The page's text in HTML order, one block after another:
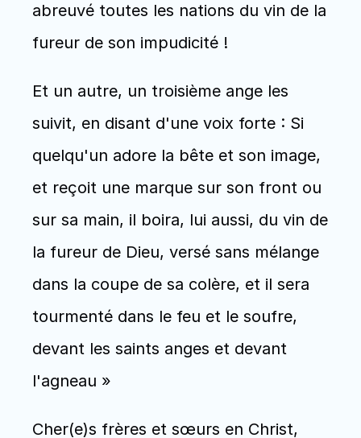
abreuvé toutes les nations du vin de la
fureur de son impudicité !
Et un autre, un troisième ange les
suivit, en disant d'une voix forte : Si
quelqu'un adore la bête et son image,
et reçoit une marque sur son front ou
sur sa main, il boira, lui aussi, du vin de
la fureur de Dieu, versé sans mélange
dans la coupe de sa colère, et il sera
tourmenté dans le feu et le soufre,
devant les saints anges et devant
l'agneau »
Cher(e)s frères et sœurs en Christ,